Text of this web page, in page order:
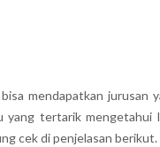
mendapatkan jurusan
yang tertarik mengetahui
cek di penjelasan berikut.